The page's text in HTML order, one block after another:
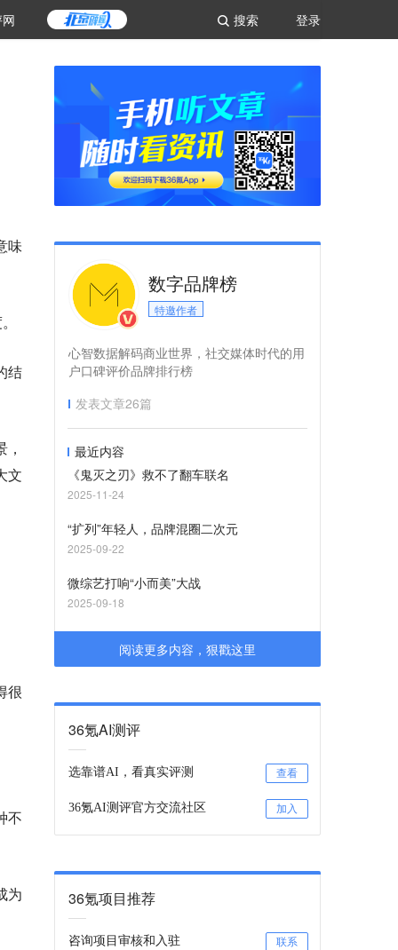
登录
搜索
味
结
文
很
不
为
数字品牌榜
特邀作者
心智数据解码商业世界，社交媒体时代的用
户口碑评价品牌排行榜
发表文章26篇
最近内容
《鬼灭之刃》救不了翻车联名
2025-11-24
“扩列”年轻人，品牌混圈二次元
2025-09-22
微综艺打响“小而美”大战
2025-09-18
阅读更多内容，狠戳这里
36氪AI测评
选靠谱AI，看真实评测 查看
36氪AI测评官方交流社区 加入
36氪项目推荐
咨询项目审核和入驻 联系